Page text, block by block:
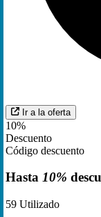
Ir a la oferta
10%
Descuento
Código descuento
Hasta 10%
59 Utilizado